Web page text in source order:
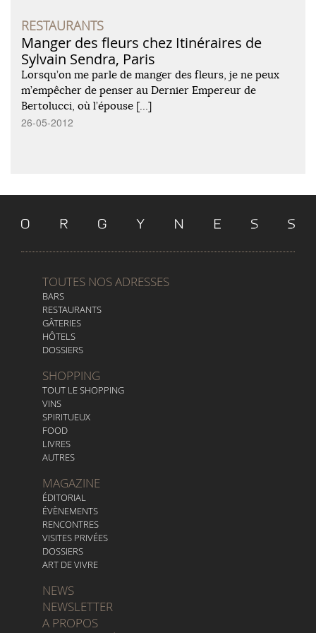
RESTAURANTS
Manger des fleurs chez Itinéraires de
Sylvain Sendra, Paris
Lorsqu’on me parle de manger des fleurs, je ne peux
m’empêcher de penser au Dernier Empereur de
Bertolucci, où l’épouse […]
26-05-2012
TOUTES NOS ADRESSES
BARS
RESTAURANTS
GÂTERIES
HÔTELS
DOSSIERS
SHOPPING
TOUT LE SHOPPING
VINS
SPIRITUEUX
FOOD
LIVRES
AUTRES
MAGAZINE
ÉDITORIAL
ÉVÈNEMENTS
RENCONTRES
VISITES PRIVÉES
DOSSIERS
ART DE VIVRE
NEWS
NEWSLETTER
A PROPOS